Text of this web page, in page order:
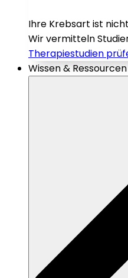
Ihre Krebsart ist
Wir vermitteln
Therapiestudien
Wissen & Ressourcen